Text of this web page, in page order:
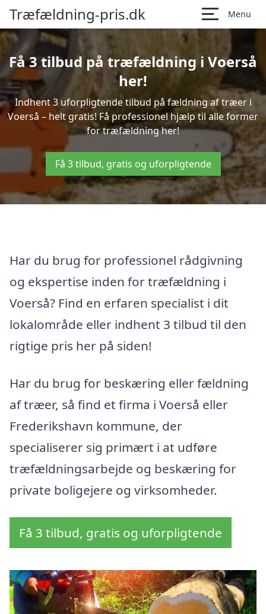
Træfældning-pris.dk Menu
Få 3 tilbud på træfældning i Voerså
her!
Indhent 3 uforpligtende tilbud på fældning af træer i
Voerså – helt gratis! Få professionel hjælp til alle former
for træfældning her!
Få 3 tilbud, gratis og uforpligtende
Har du brug for professionel rådgivning
og ekspertise inden for træfældning i
Voerså? Find en erfaren specialist i dit
lokalområde eller indhent 3 tilbud til den
rigtige pris her på siden!
Har du brug for beskæring eller fældning
af træer, så find et firma i Voerså eller
Frederikshavn kommune, der
specialiserer sig primært i at udføre
træfældningsarbejde og beskæring for
private boligejere og virksomheder.
Få 3 tilbud, gratis og uforpligtende